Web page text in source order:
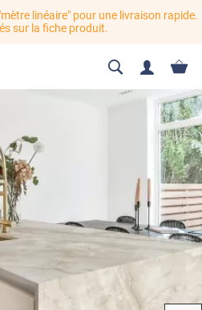
linéaire" pour une livraison rapide.
sur la fiche produit.